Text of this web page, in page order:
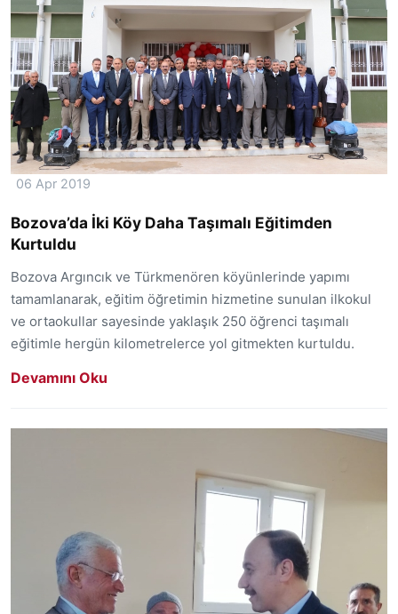
06 Apr 2019
Bozova’da İki Köy Daha Taşımalı Eğitimden
Kurtuldu
Bozova Argıncık ve Türkmenören köyünlerinde yapımı
tamamlanarak, eğitim öğretimin hizmetine sunulan ilkokul
ve ortaokullar sayesinde yaklaşık 250 öğrenci taşımalı
eğitimle hergün kilometrelerce yol gitmekten kurtuldu.
Devamını Oku